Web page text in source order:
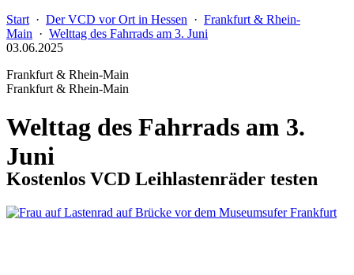
Start · Der VCD vor Ort in Hessen · Frankfurt & Rhein-
Main · Welttag des Fahrrads am 3. Juni
03.06.2025
Frankfurt & Rhein-Main
Frankfurt & Rhein-Main
Welttag des Fahrrads am 3.
Juni
Kostenlos VCD Leihlastenräder testen